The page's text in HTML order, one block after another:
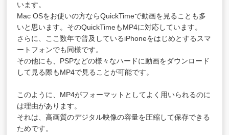
います。
Mac OSをお使いの方ならQuickTimeで動画を見ることも多
いと思います。そのQuickTimeもMP4に対応しています。
さらに、ここ数年で普及しているiPhoneをはじめとするスマ
ートフォンでも同様です。
その他にも、PSPなどの様々なハードに動画をダウンロード
して見る際もMP4で見ることが可能です。
このように、MP4がフォーマットとしてよく用いられるのに
は理由があります。
それは、高画質のデジタル映像の容量を圧縮して保存できる
ためです。